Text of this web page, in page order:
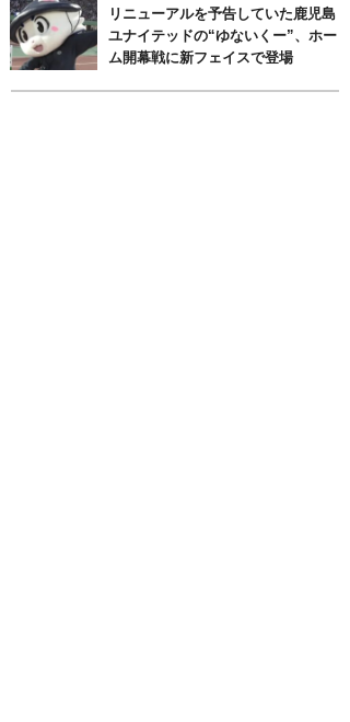
リニューアルを予告していた鹿児島
ユナイテッドの“ゆないくー”、ホー
ム開幕戦に新フェイスで登場